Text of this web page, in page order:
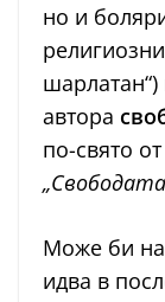
но и
автора
по-свято
Може би
идва в